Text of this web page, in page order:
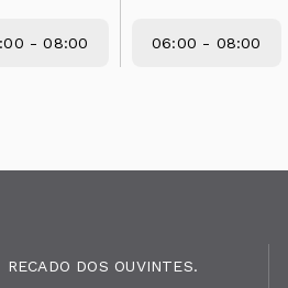
- 08:00 06:00 - 08:00
RECADO DOS OUVINTES.